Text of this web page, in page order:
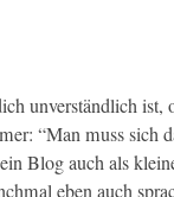
unver­ständlich ist,
“Man muss sich
Blog auch als
eben auch